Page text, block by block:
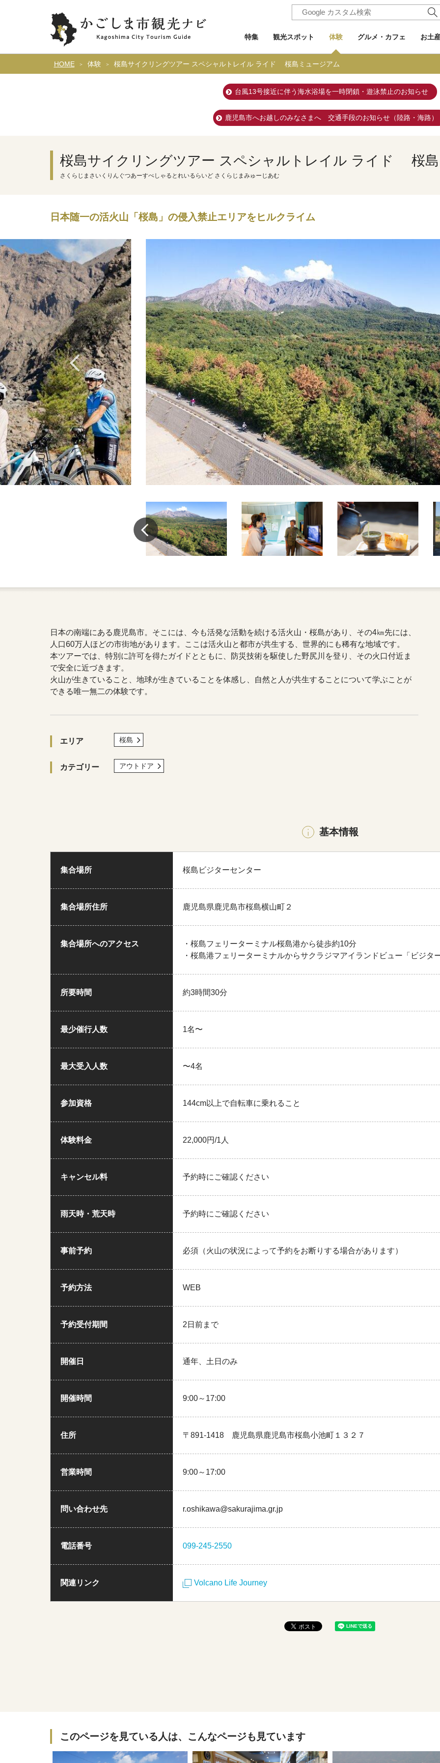
特集 観光スポット 体験 グルメ・カフェ お土
HOME 体験 桜島サイクリングツアー スペシャルトレイル ライド 桜島ミュージアム
台風13号接近に伴う海水浴場を一時閉鎖・遊泳禁止のお知らせ
鹿児島市へお越しのみなさまへ 交通手段のお知らせ（陸路・海路）
桜島サイクリングツアー スペシャルトレイル ライド 桜島
さくらじまさいくりんぐつあーすぺしゃるとれいるらいど さくらじまみゅーじあむ
日本随一の活火山「桜島」の侵入禁止エリアをヒルクライム
日本の南端にある鹿児島市。そこには、今も活発な活動を続ける活火山・桜島があり、その4㎞先には、
人口60万人ほどの市街地があります。ここは活火山と都市が共生する、世界的にも稀有な地域です。
本ツアーでは、特別に許可を得たガイドとともに、防災技術を駆使した野尻川を登り、その火口付近ま
で安全に近づきます。
火山が生きていること、地球が生きていることを体感し、自然と人が共生することについて学ぶことが
できる唯一無二の体験です。
エリア 桜島
カテゴリー アウトドア
基本情報
集合場所 桜島ビジターセンター
集合場所住所 鹿児島県鹿児島市桜島横山町２
集合場所へのアクセス
・桜島フェリーターミナル桜島港から徒歩約10分
・桜島港フェリーターミナルからサクラジマアイランドビュー「ビジタ
所要時間 約3時間30分
最少催行人数 1名〜
最大受入人数 〜4名
参加資格 144cm以上で自転車に乗れること
体験料金 22,000円/1人
キャンセル料 予約時にご確認ください
雨天時・荒天時 予約時にご確認ください
事前予約 必須（火山の状況によって予約をお断りする場合があります）
予約方法 WEB
予約受付期間 2日前まで
開催日 通年、土日のみ
開催時間 9:00～17:00
住所 〒891-1418 鹿児島県鹿児島市桜島小池町１３２７
営業時間 9:00～17:00
問い合わせ先 r.oshikawa@sakurajima.gr.jp
電話番号 099-245-2550
関連リンク Volcano Life Journey
このページを見ている人は、こんなページも見ています